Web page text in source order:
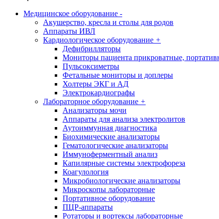
Медицинское оборудование -
Акушерство, кресла и столы для родов
Аппараты ИВЛ
Кардиологическое оборудование +
Дефибрилляторы
Мониторы пациента прикроватные,
Пульсоксиметры
Фетальные мониторы и доплеры
Холтеры ЭКГ и АД
Электрокардиографы
Лабораторное оборудование +
Анализаторы мочи
Аппараты для анализа электролитов
Аутоиммунная диагностика
Биохимические анализаторы
Гематологические анализаторы
Иммуноферментный анализ
Капилярные системы электрофореза
Коагулология
Микробиологические анализаторы
Микроскопы лабораторные
Портативное оборудование
ПЦР-аппараты
Ротаторы и вортексы лабораторные